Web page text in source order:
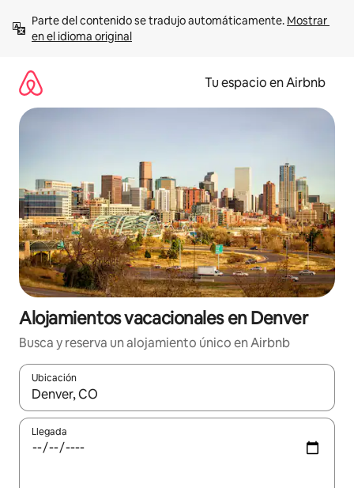
contenido
Parte del contenido se tradujo automáticamente. Mostrar
en el idioma original
Tu espacio en Airbnb
Alojamientos vacacionales en Denver
Busca y reserva un alojamiento único en Airbnb
Ubicación
Cuando los resultados estén disponibles, podrás navegar
Llegada